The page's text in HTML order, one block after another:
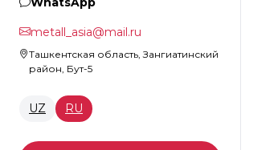
metall_asia@mail.ru
Ташкентская область, Зангиатинский
район, Бут-5
UZ RU